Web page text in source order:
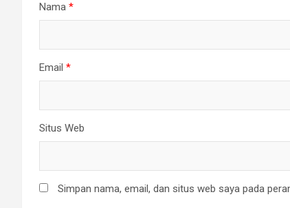
Nama *
Email *
Situs Web
Simpan nama, email, dan situs web saya pada